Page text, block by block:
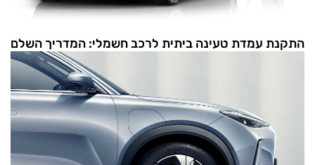
התקנת עמדת טעינה ביתית לרכב חשמלי: המדריך השלם